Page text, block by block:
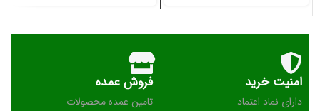
امنیت خرید
دارای نماد اعتماد
فروش عمده
تامین عمده محصولات